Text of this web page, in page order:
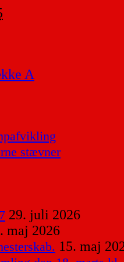
A
stævner
29. juli 2026
maj 2026
15. maj